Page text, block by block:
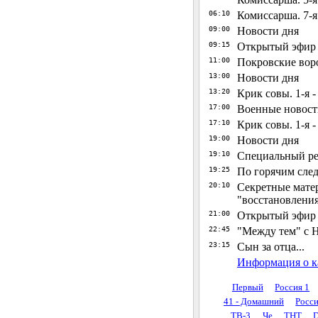
06:10 Комиссарша. 7-
09:00 Новости дня
09:15 Открытый эфир
11:00 Покровские
13:00 Новости дня
13:20 Крик совы. 1-я -
17:00 Военные
17:10 Крик совы. 1-я -
19:00 Новости дня
19:10 Специальный
19:25 По горячим
20:10
Секретные
21:00 Открытый эфир
22:45 "Между тем" с
23:15
Сын за отца...
Информация о
Первый
Россия 1
41 - Домашний
ТВ-3
Че ТНТ